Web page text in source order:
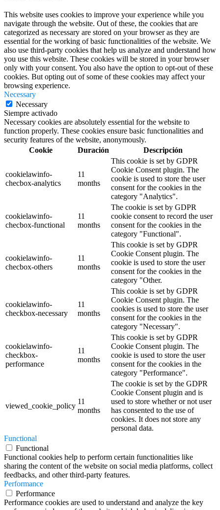
This website uses cookies to improve your experience while you
navigate through the website. Out of these, the cookies that are
categorized as necessary are stored on your browser as they are
essential for the working of basic functionalities of the website. We
also use third-party cookies that help us analyze and understand how
you use this website. These cookies will be stored in your browser
only with your consent. You also have the option to opt-out of these
cookies. But opting out of some of these cookies may affect your
browsing experience.
Necessary
Necessary
Siempre activado
Necessary cookies are absolutely essential for the website to
function properly. These cookies ensure basic functionalities and
security features of the website, anonymously.
Cookie
Duración Descripción
cookielawinfo-
checbox-analytics
11
months
This cookie is set by GDPR
Cookie Consent plugin. The
cookie is used to store the user
consent for the cookies in the
category "Analytics".
cookielawinfo-
checbox-functional
11
months
The cookie is set by GDPR
cookie consent to record the user
consent for the cookies in the
category "Functional".
cookielawinfo-
checbox-others
11
months
This cookie is set by GDPR
Cookie Consent plugin. The
cookie is used to store the user
consent for the cookies in the
category "Other.
cookielawinfo-
checkbox-necessary
11
months
This cookie is set by GDPR
Cookie Consent plugin. The
cookies is used to store the user
consent for the cookies in the
category "Necessary".
cookielawinfo-
checkbox-
performance
11
months
This cookie is set by GDPR
Cookie Consent plugin. The
cookie is used to store the user
consent for the cookies in the
category "Performance".
viewed_cookie_policy
11
months
The cookie is set by the GDPR
Cookie Consent plugin and is
used to store whether or not user
has consented to the use of
cookies. It does not store any
personal data.
Functional
Functional
Functional cookies help to perform certain functionalities like
sharing the content of the website on social media platforms, collect
feedbacks, and other third-party features.
Performance
Performance
Performance cookies are used to understand and analyze the key